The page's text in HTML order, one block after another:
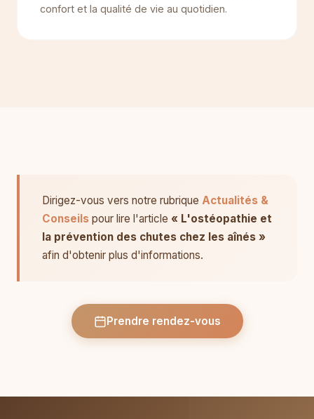
confort et la qualité de vie au quotidien.
Dirigez-vous vers notre rubrique Actualités &
Conseils pour lire l'article « L'ostéopathie et
la prévention des chutes chez les aînés »
afin d'obtenir plus d'informations.
Prendre rendez-vous